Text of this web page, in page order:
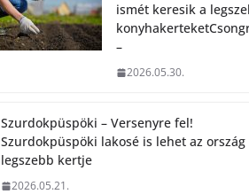
ismét keresik a
–
2026.05.30.
Szurdokpüspöki – Versenyre fel!
Szurdokpüspöki lakosé is lehet az ország
legszebb kertje
2026.05.21.